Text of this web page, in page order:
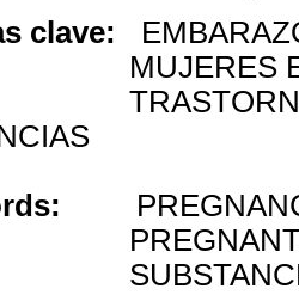
clave: